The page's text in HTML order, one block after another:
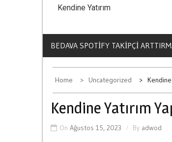
Kendine Yatırım
BEDAVA SPOTIFY TAKIPÇI
Home Uncategorized
Kendine Yatırım
On Ağustos 15, 2023 By adwod